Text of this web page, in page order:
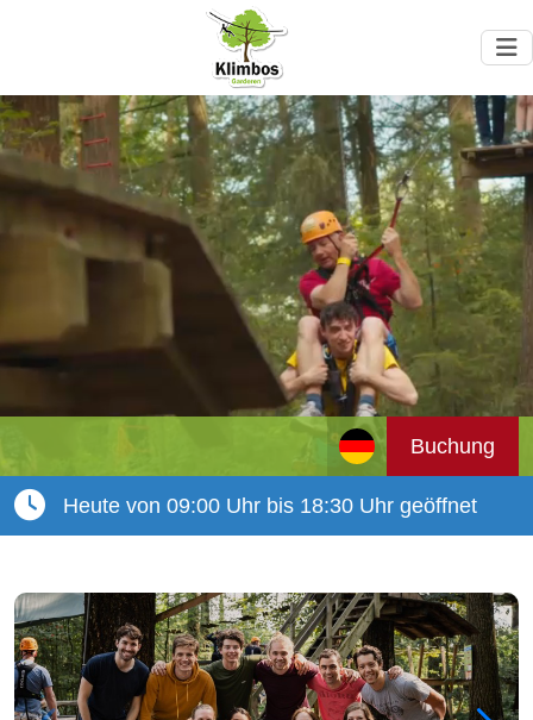
Buchung
Heute von 09:00 Uhr bis 18:30 Uhr geöffnet